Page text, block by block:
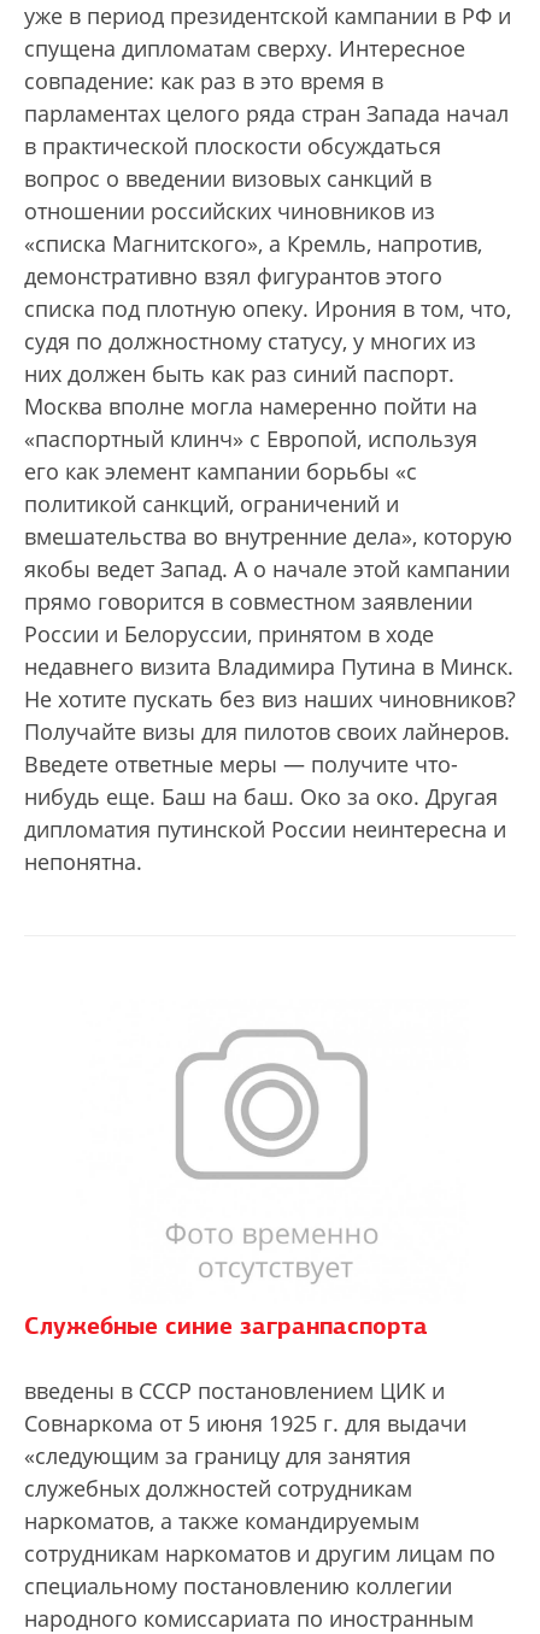
уже в период президентской кампании в РФ и
спущена дипломатам сверху. Интересное
совпадение: как раз в это время в
парламентах целого ряда стран Запада начал
в практической плоскости обсуждаться
вопрос о введении визовых санкций в
отношении российских чиновников из
«списка Магнитского», а Кремль, напротив,
демонстративно взял фигурантов этого
списка под плотную опеку. Ирония в том, что,
судя по должностному статусу, у многих из
них должен быть как раз синий паспорт.
Москва вполне могла намеренно пойти на
«паспортный клинч» с Европой, используя
его как элемент кампании борьбы «с
политикой санкций, ограничений и
вмешательства во внутренние дела», которую
якобы ведет Запад. А о начале этой кампании
прямо говорится в совместном заявлении
России и Белоруссии, принятом в ходе
недавнего визита Владимира Путина в Минск.
Не хотите пускать без виз наших чиновников?
Получайте визы для пилотов своих лайнеров.
Введете ответные меры — получите что-
нибудь еще. Баш на баш. Око за око. Другая
дипломатия путинской России неинтересна и
непонятна.
Служебные синие загранпаспорта
введены в СССР постановлением ЦИК и
Совнаркома от 5 июня 1925 г. для выдачи
«следующим за границу для занятия
служебных должностей сотрудникам
наркоматов, а также командируемым
сотрудникам наркоматов и другим лицам по
специальному постановлению коллегии
народного комиссариата по иностранным